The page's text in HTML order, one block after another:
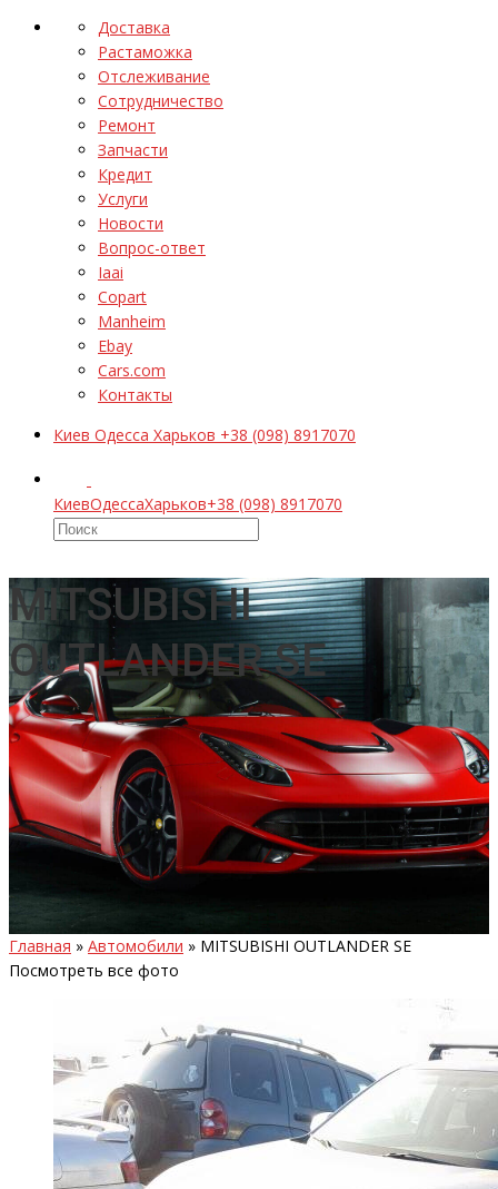
Доставка
Растаможка
Отслеживание
Сотрудничество
Ремонт
Запчасти
Кредит
Услуги
Новости
Вопрос-ответ
Iaai
Copart
Manheim
Ebay
Cars.com
Контакты
Киев Одесса Харьков +38 (098) 8917070
КиевОдессаХарьков+38 (098) 8917070
MITSUBISHI
OUTLANDER SE
Главная » Автомобили » MITSUBISHI OUTLANDER SE
Посмотреть все фото